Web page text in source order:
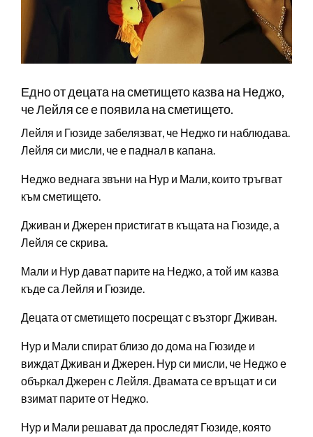
Едно от децата на сметището казва на Неджо,
че Лейля се е появила на сметището.
Лейля и Гюзиде забелязват, че Неджо ги наблюдава.
Лейля си мисли, че е паднал в капана.
Неджо веднага звъни на Нур и Мали, които тръгват
към сметището.
Дживан и Джерен пристигат в къщата на Гюзиде, а
Лейля се скрива.
Мали и Нур дават парите на Неджо, а той им казва
къде са Лейля и Гюзиде.
Децата от сметището посрещат с възторг Дживан.
Нур и Мали спират близо до дома на Гюзиде и
виждат Дживан и Джерен. Нур си мисли, че Неджо е
объркал Джерен с Лейля. Двамата се връщат и си
взимат парите от Неджо.
Нур и Мали решават да проследят Гюзиде, която